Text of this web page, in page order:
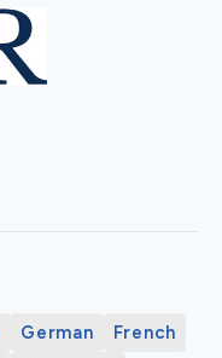
German
French